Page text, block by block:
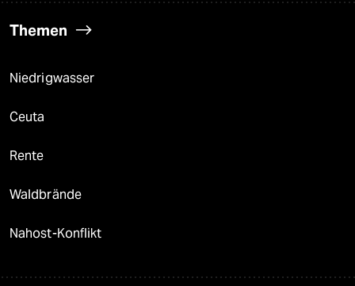
Themen
Niedrigwasser
Ceuta
Rente
Waldbrände
Nahost-Konflikt